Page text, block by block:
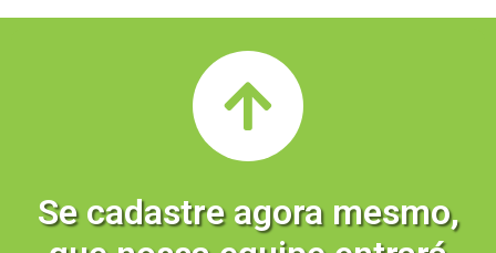
Se cadastre agora mesmo,